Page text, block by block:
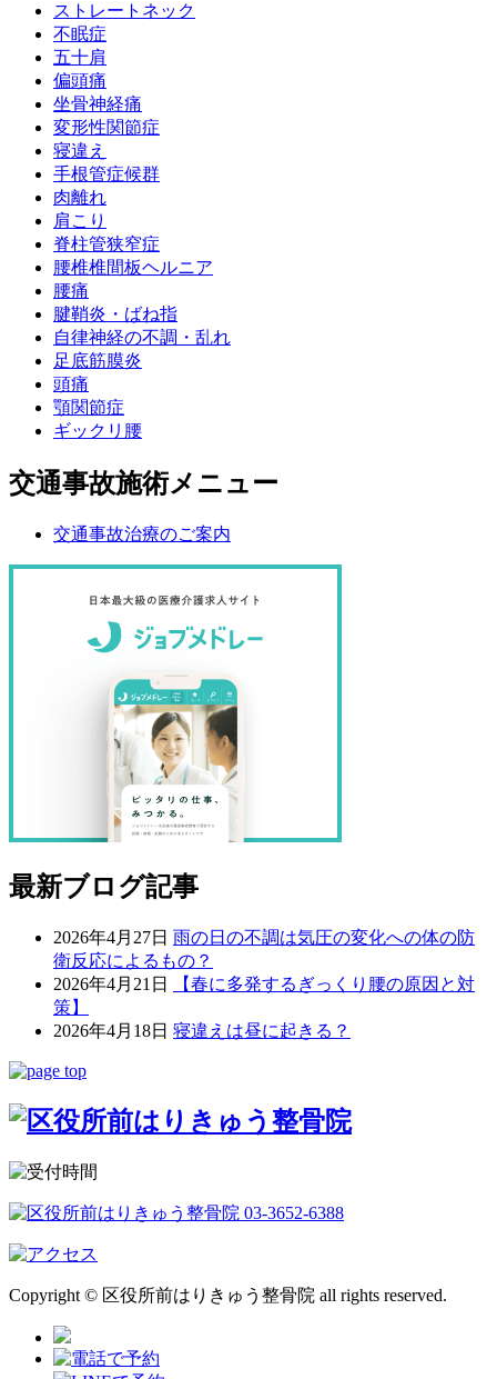
ストレートネック
不眠症
五十肩
偏頭痛
坐骨神経痛
変形性関節症
寝違え
手根管症候群
肉離れ
肩こり
脊柱管狭窄症
腰椎椎間板ヘルニア
腰痛
腱鞘炎・ばね指
自律神経の不調・乱れ
足底筋膜炎
頭痛
顎関節症
ギックリ腰
交通事故施術メニュー
交通事故治療のご案内
最新ブログ記事
2026年4月27日 雨の日の不調は気圧の変化への体の防
衛反応によるもの？
2026年4月21日
【春に多発するぎっくり腰の原因と対
策】
2026年4月18日 寝違えは昼に起きる？
Copyright © 区役所前はりきゅう整骨院 all rights reserved.